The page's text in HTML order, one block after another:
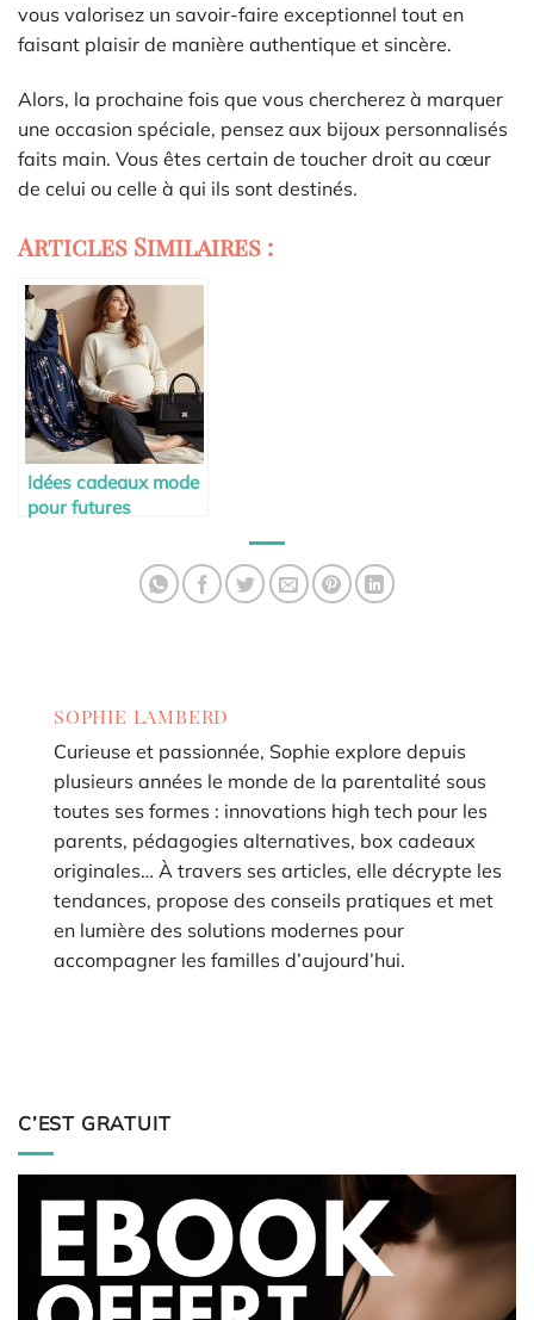
vous valorisez un savoir-faire exceptionnel tout en
faisant plaisir de manière authentique et sincère.
Alors, la prochaine fois que vous chercherez à marquer
une occasion spéciale, pensez aux bijoux personnalisés
faits main. Vous êtes certain de toucher droit au cœur
de celui ou celle à qui ils sont destinés.
Articles Similaires :
Idées cadeaux mode
pour futures
SOPHIE LAMBERD
Curieuse et passionnée, Sophie explore depuis
plusieurs années le monde de la parentalité sous
toutes ses formes : innovations high tech pour les
parents, pédagogies alternatives, box cadeaux
originales… À travers ses articles, elle décrypte les
tendances, propose des conseils pratiques et met
en lumière des solutions modernes pour
accompagner les familles d’aujourd’hui.
C’EST GRATUIT